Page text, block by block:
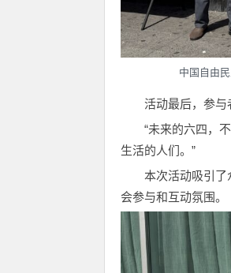
中国自由
活动最后，参与
“未来的六四，
生活的人们。”
本次活动吸引了
会参与和互动氛围。